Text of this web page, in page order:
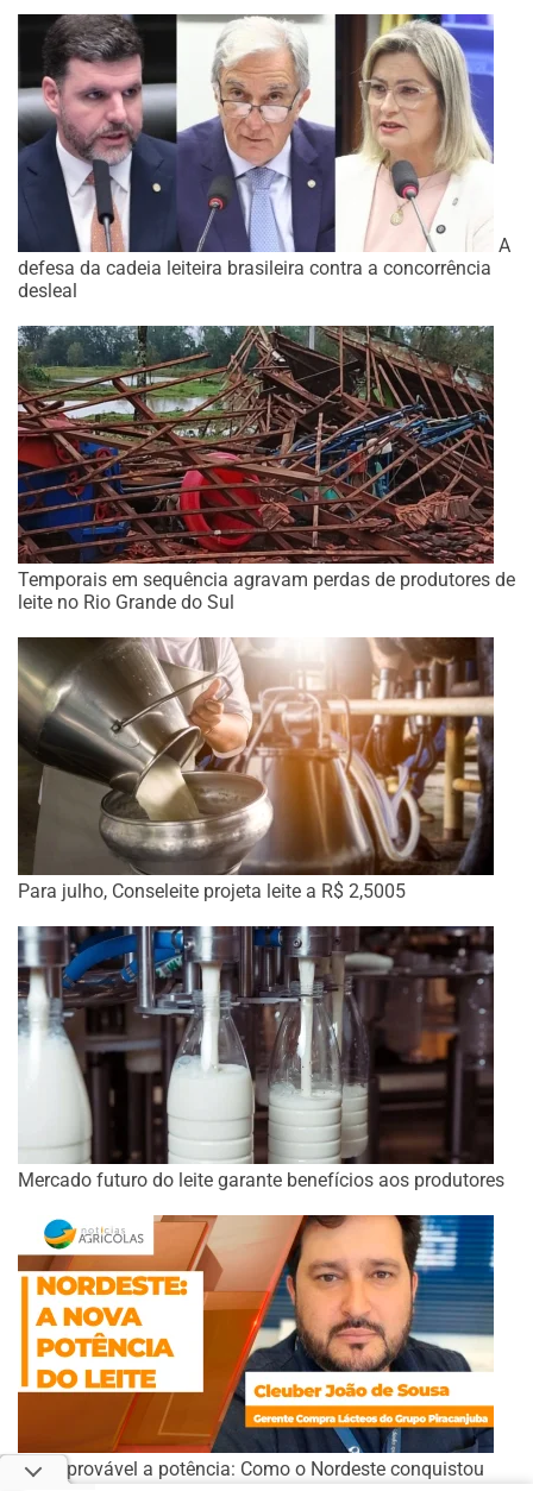
A
defesa da cadeia leiteira brasileira contra a concorrência
desleal
Temporais em sequência agravam perdas de produtores de
leite no Rio Grande do Sul
Para julho, Conseleite projeta leite a R$ 2,5005
Mercado futuro do leite garante benefícios aos produtores
De improvável a potência: Como o Nordeste conquistou